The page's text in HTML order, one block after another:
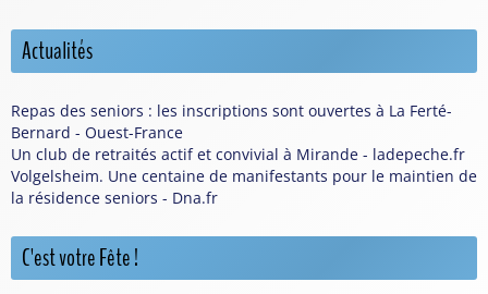
Actualités
Repas des seniors : les inscriptions sont ouvertes à La Ferté-
Bernard - Ouest-France
Un club de retraités actif et convivial à Mirande - ladepeche.fr
Volgelsheim. Une centaine de manifestants pour le maintien de
la résidence seniors - Dna.fr
C'est votre Fête !